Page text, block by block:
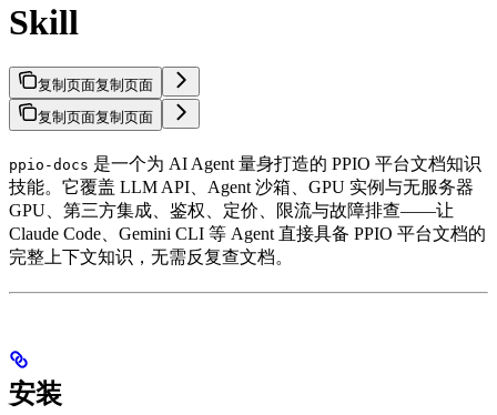
Skill
复制页面复制页面
复制页面复制页面
ppio-docs 是一个为 AI Agent 量身打造的 PPIO 平台文档知识
技能。它覆盖 LLM API、Agent 沙箱、GPU 实例与无服务器
GPU、第三方集成、鉴权、定价、限流与故障排查——让
Claude Code、Gemini CLI 等 Agent 直接具备 PPIO 平台文档的
完整上下文知识，无需反复查文档。
安装